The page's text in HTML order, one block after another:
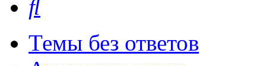
Темы без ответов